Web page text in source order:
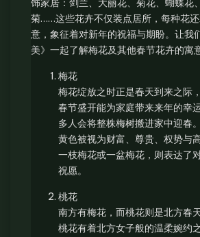
饰家居：剑兰、大丽花、菊花、蝴蝶花
菊……这些花卉不仅装点居所，每种花
意，象征着对新年的祝福与期盼。让我
美》一起了解梅花及其他春节花卉的寓
梅花
梅花绽放之时正是春天到来之际
春节盛开能为家庭带来来年的幸
多人会将整株梅树搬进家中迎春
黄色被视为财富、尊贵、权势与
一枝梅花或一盆梅花，则表达了
祝愿。
桃花
南方有梅花，而桃花则是北方春
桃花有着北方女子般的温柔婉约